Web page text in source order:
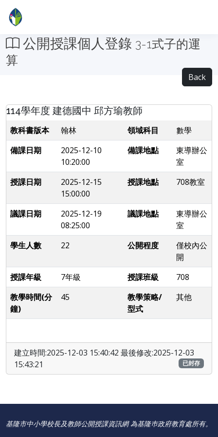
公開授課個人登錄 3-1式子的運
算
Back
114學年度 建德國中 邱方瑜教師
教科書版本 翰林 領域科目
數學
備課日期
2025-12-10
10:20:00
備課地點
東導辦公
室
授課日期
2025-12-15
15:00:00
授課地點 708教室
議課日期
2025-12-19
08:25:00
議課地點
東導辦公
室
學生人數
22 公開程度
僅校內公
開
授課年級
7年級 授課班級
708
教學時間(分
鐘)
45
教學策略/
型式
其他
建立時間:2025-12-03 15:40:42 最後修改:2025-12-03
15:43:21
已封存
基隆市中小學校長及教師公開授課資訊網 為基隆巿政府教育處所有。